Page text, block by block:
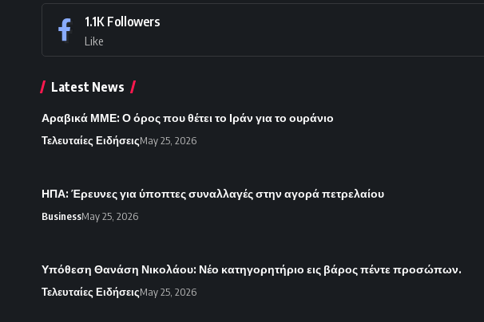
1.1K Followers
Like
Latest News
Αραβικά ΜΜΕ: Ο όρος που θέτει το Ιράν για το ουράνιο
Τελευταίες ΕιδήσειςMay 25, 2026
ΗΠΑ: Έρευνες για ύποπτες συναλλαγές στην αγορά πετρελαίου
BusinessMay 25, 2026
Υπόθεση Θανάση Νικολάου: Νέο κατηγορητήριο εις βάρος πέντε προσώπων.
Τελευταίες ΕιδήσειςMay 25, 2026